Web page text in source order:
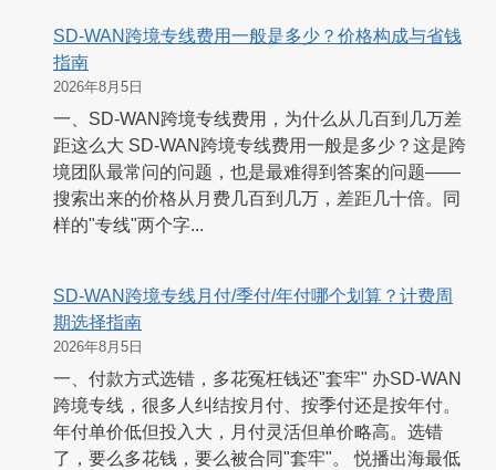
SD-WAN跨境专线费用一般是多少？价格构成与省钱
指南
2026年8月5日
一、SD-WAN跨境专线费用，为什么从几百到几万差
距这么大 SD-WAN跨境专线费用一般是多少？这是跨
境团队最常问的问题，也是最难得到答案的问题——
搜索出来的价格从月费几百到几万，差距几十倍。同
样的"专线"两个字...
SD-WAN跨境专线月付/季付/年付哪个划算？计费周
期选择指南
2026年8月5日
一、付款方式选错，多花冤枉钱还"套牢" 办SD-WAN
跨境专线，很多人纠结按月付、按季付还是按年付。
年付单价低但投入大，月付灵活但单价略高。选错
了，要么多花钱，要么被合同"套牢"。 悦播出海最低